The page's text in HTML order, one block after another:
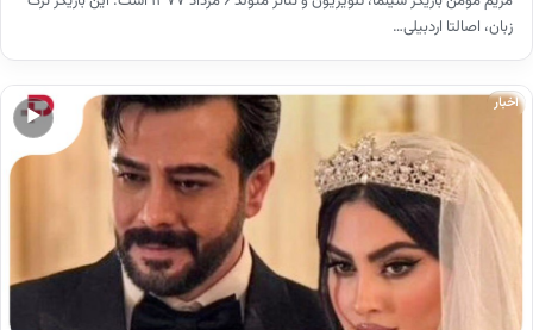
زبان، اصالتا اردبیلی…
▶
اخبار